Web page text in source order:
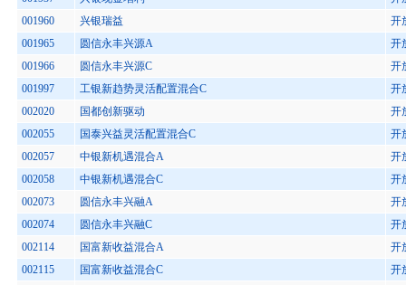
001960
兴银瑞益
开
001965
圆信永丰兴源A
开
001966
圆信永丰兴源C
开
001997
工银新趋势灵活配置混合C
开
002020
国都创新驱动
开
002055
国泰兴益灵活配置混合C
开
002057
中银新机遇混合A
开
002058
中银新机遇混合C
开
002073
圆信永丰兴融A
开
002074
圆信永丰兴融C
开
002114
国富新收益混合A
开
002115
国富新收益混合C
开